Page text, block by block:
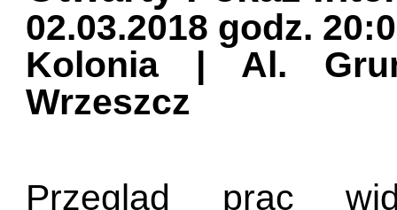
02.03.2018 godz.
Kolonia | Al.
Wrzeszcz
Przegląd prac